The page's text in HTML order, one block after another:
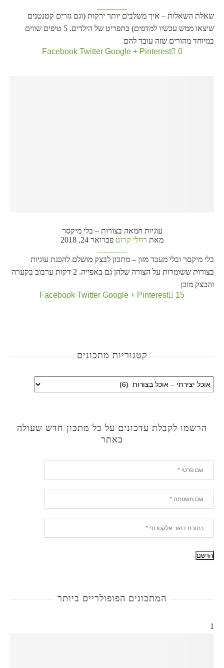
שאלת השאלות – איך משלבים יותר ירקות (וגם גזרים קטנטנים
שיצאו ממש עכשיו למדפים) בתפריט של הילדים. 5 טיפים שווים
במיוחד מהורים שזה עובד להם
0
Facebook Twitter Google + Pinterest
עוגיות חמאה בצורות – בלי מיקסר
מאת רחלי קרוט פברואר 24, 2018
בלי מיקסר ובלי מעבד מזון – מתכון לבצק מושלם להכנת עוגיות
בצורות ששומרות על הצורה שלהן גם באפייה. 2 דקות ערבוב בקערה
והבצק מוכן
15
Facebook Twitter Google + Pinterest
קטגוריות מתכונים
הרשמו לקבלת עדכונים על כל מתכון חדש שעולה
באתר
המתכונים הפופולריים ביותר
1